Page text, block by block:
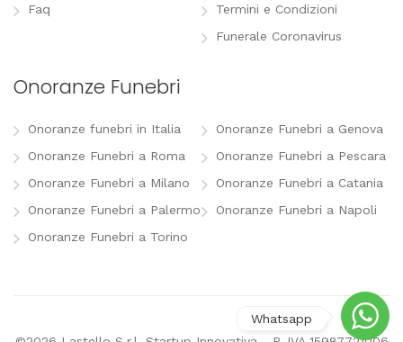
Faq
Termini e Condizioni
Funerale Coronavirus
Onoranze Funebri
Onoranze funebri in Italia
Onoranze Funebri a Roma
Onoranze Funebri a Milano
Onoranze Funebri a Palermo
Onoranze Funebri a Torino
Onoranze Funebri a Genova
Onoranze Funebri a Pescara
Onoranze Funebri a Catania
Onoranze Funebri a Napoli